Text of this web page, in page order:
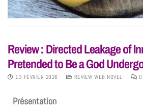
Review : Directed Leakage of
Pretended to Be a God
13 FÉVRIER 2026 REVIEW WEB NOVEL 0
Présentation